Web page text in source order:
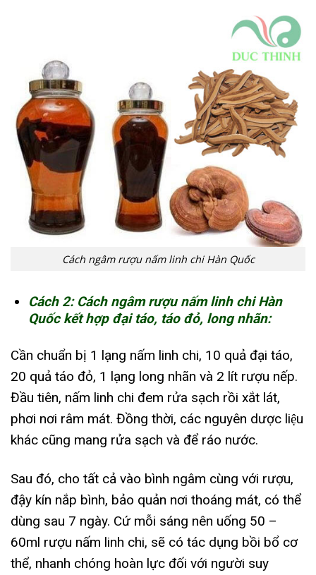
Cách ngâm rượu nấm linh chi Hàn Quốc
Cách 2: Cách ngâm rượu nấm linh chi Hàn
Quốc kết hợp đại táo, táo đỏ, long nhãn:
Cần chuẩn bị 1 lạng nấm linh chi, 10 quả đại táo,
20 quả táo đỏ, 1 lạng long nhãn và 2 lít rượu nếp.
Đầu tiên, nấm linh chi đem rửa sạch rồi xắt lát,
phơi nơi râm mát. Đồng thời, các nguyên dược liệu
khác cũng mang rửa sạch và để ráo nước.
Sau đó, cho tất cả vào bình ngâm cùng với rượu,
đậy kín nắp bình, bảo quản nơi thoáng mát, có thể
dùng sau 7 ngày. Cứ mỗi sáng nên uống 50 –
60ml rượu nấm linh chi, sẽ có tác dụng bồi bổ cơ
thể, nhanh chóng hoàn lực đối với người suy